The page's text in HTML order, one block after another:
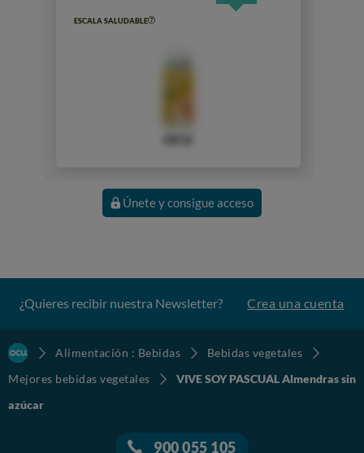
ESCALA SALUDABLE
Únete y consigue acceso
¿Quieres recibir nuestra Newsletter? Crea una cuenta
Alimentación : Bebidas
Bebidas vegetales
Mejores bebidas vegetales
VIVE SOY PASCUAL Almendras sin
azúcar
900 055 105